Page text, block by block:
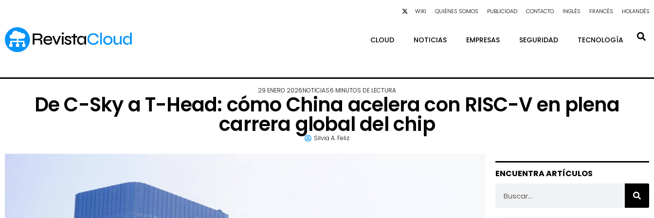
WIKI QUIÉNES SOMOS PUBLICIDAD CONTACTO INGLÉS FRANCÉS HOLANDÉS
CLOUD NOTICIAS EMPRESAS SEGURIDAD TECNOLOGÍA
29 ENERO 2026NOTICIAS6 MINUTOS DE LECTURA
De C-Sky a T-Head: cómo China acelera con RISC-V en plena
carrera global del chip
Silvia A. Feliz
ENCUENTRA ARTÍCULOS